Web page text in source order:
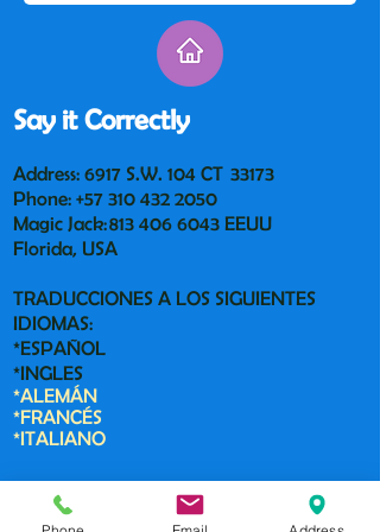
Say it Correctly
Address: 6917 S.W. 104 CT 33173
Phone: +57 310 432 2050
Magic Jack:813 406 6043 EEUU
Florida, USA
TRADUCCIONES A LOS SIGUIENTES
IDIOMAS:
*ESPAÑOL
*INGLES
*ALEMÁN
*FRANCÉS
*ITALIANO
Contact us: